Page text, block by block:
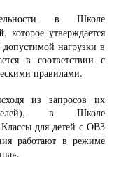
в Школе
, которое утверждается
нагрузки в
в соответствии с
правилами.
из запросов их
в Школе
Классы для детей с ОВЗ
работают в режиме